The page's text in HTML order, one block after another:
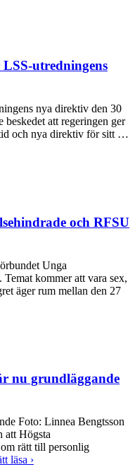
utredningens
nya direktiv den 30
att regeringen ger
och nya direktiv för sitt …
och RFSU
Unga
kommer att vara sex,
äger rum mellan den 27
nu grundläggande
Foto: Linnea Bengtsson
att Högsta
rätt till personlig
läsa ›